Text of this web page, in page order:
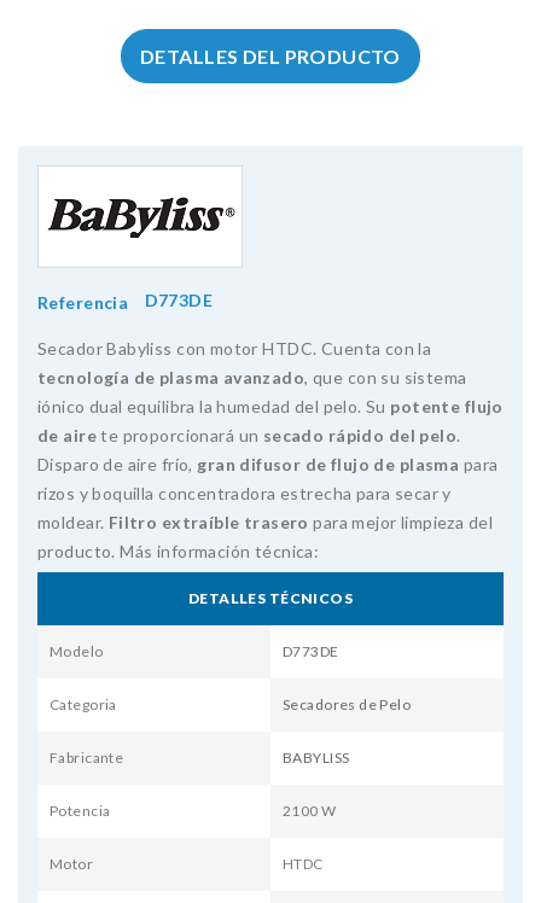
DETALLES DEL PRODUCTO
Referencia D773DE
Secador Babyliss con motor HTDC. Cuenta con la
tecnología de plasma avanzado, que con su sistema
iónico dual equilibra la humedad del pelo. Su potente flujo
de airete proporcionará un secado rápido del pelo.
Disparo de aire frío, gran difusor de flujo de plasma para
rizos y boquilla concentradora estrecha para secar y
moldear. Filtro extraíble trasero para mejor limpieza del
producto. Más información técnica:
DETALLES TÉCNICOS
Modelo D773DE
Categoria Secadores de Pelo
Fabricante BABYLISS
Potencia 2100 W
Motor HTDC